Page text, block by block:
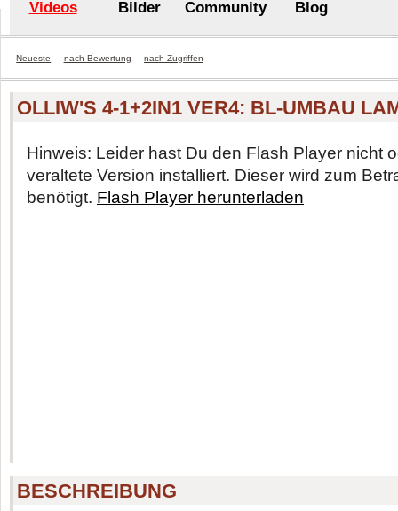
Videos Bilder Community Blog
Neueste nach Bewertung nach Zugriffen
OLLIW'S 4-1+2IN1 VER4: BL-UMBAU
Hinweis: Leider hast Du den Flash Player nicht
veraltete Version installiert. Dieser wird zum
benötigt. Flash Player herunterladen
BESCHREIBUNG